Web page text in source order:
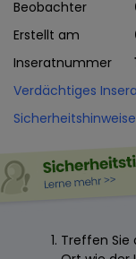
Beobachter
Erstellt am
Inseratnummer
Verdächtiges
Treffen